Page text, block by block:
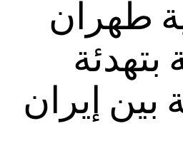
طهران
بتهدئة
بين إيران